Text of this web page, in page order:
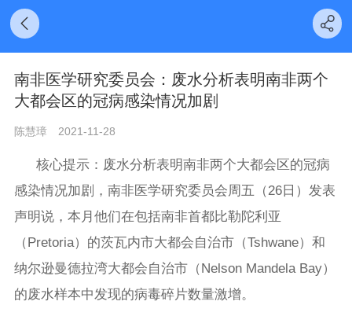
南非医学研究委员会：废水分析表明南非两个
大都会区的冠病感染情况加剧
陈慧璋 2021-11-28
核心提示： 废水分析表明南非两个大都会区的冠病
感染情况加剧，南非医学研究委员会周五（26日）发表
声明说，本月他们在包括南非首都比勒陀利亚
（Pretoria）的茨瓦内市大都会自治市（Tshwane）和
纳尔逊曼德拉湾大都会自治市（Nelson Mandela Bay）
的废水样本中发现的病毒碎片数量激增。